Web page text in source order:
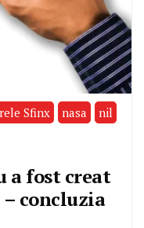
Sfinx nasa
nil
a fost creat
concluzia